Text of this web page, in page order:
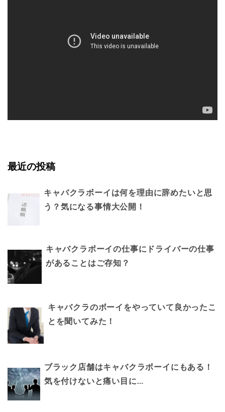
最近の投稿
キャバクラボーイは何を理由に辞めたいと思
う？気になる事情大公開！
キャバクラボーイの仕事にドライバーの仕事
があることはご存知？
キャバクラのボーイをやっていて良かったこ
とを聞いてみた！
ブラック店舗はキャバクラボーイにもある！
気を付けないと痛い目に…